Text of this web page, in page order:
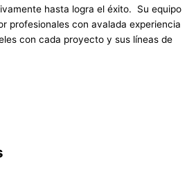
hasta logra el éxito. Su equipo
profesionales con avalada experiencia
con cada proyecto y sus líneas de